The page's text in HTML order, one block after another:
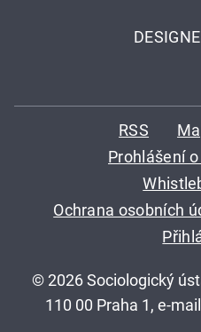
RSS
Prohlášení
Ochrana osobních
© 2026 Sociologický
110 00 Praha 1, e-